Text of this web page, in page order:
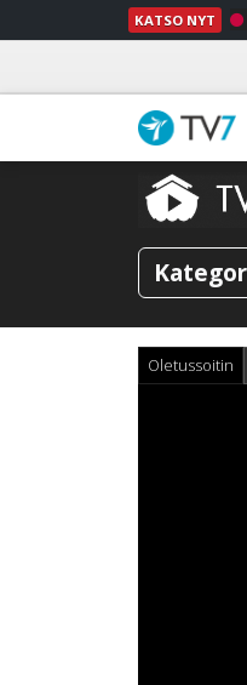
KATSO NYT
Oletussoitin